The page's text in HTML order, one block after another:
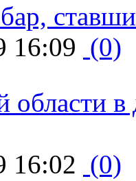
16:09 (0)
в
16:02 (0)